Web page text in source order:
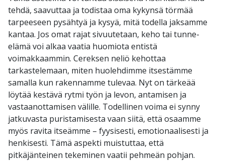
tehdä, saavuttaa ja todistaa oma kykynsä törmää
tarpeeseen pysähtyä ja kysyä, mitä todella jaksamme
kantaa. Jos omat rajat sivuutetaan, keho tai tunne-
elämä voi alkaa vaatia huomiota entistä
voimakkaammin. Cereksen neliö kehottaa
tarkastelemaan, miten huolehdimme itsestämme
samalla kun rakennamme tulevaa. Nyt on tärkeää
löytää kestävä rytmi työn ja levon, antamisen ja
vastaanottamisen välille. Todellinen voima ei synny
jatkuvasta puristamisesta vaan siitä, että osaamme
myös ravita itseämme – fyysisesti, emotionaalisesti ja
henkisesti. Tämä aspekti muistuttaa, että
pitkäjänteinen tekeminen vaatii pehmeän pohjan.